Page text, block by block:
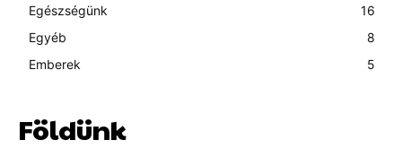
Egészségünk
16
Egyéb
8
Emberek
5
Földünk